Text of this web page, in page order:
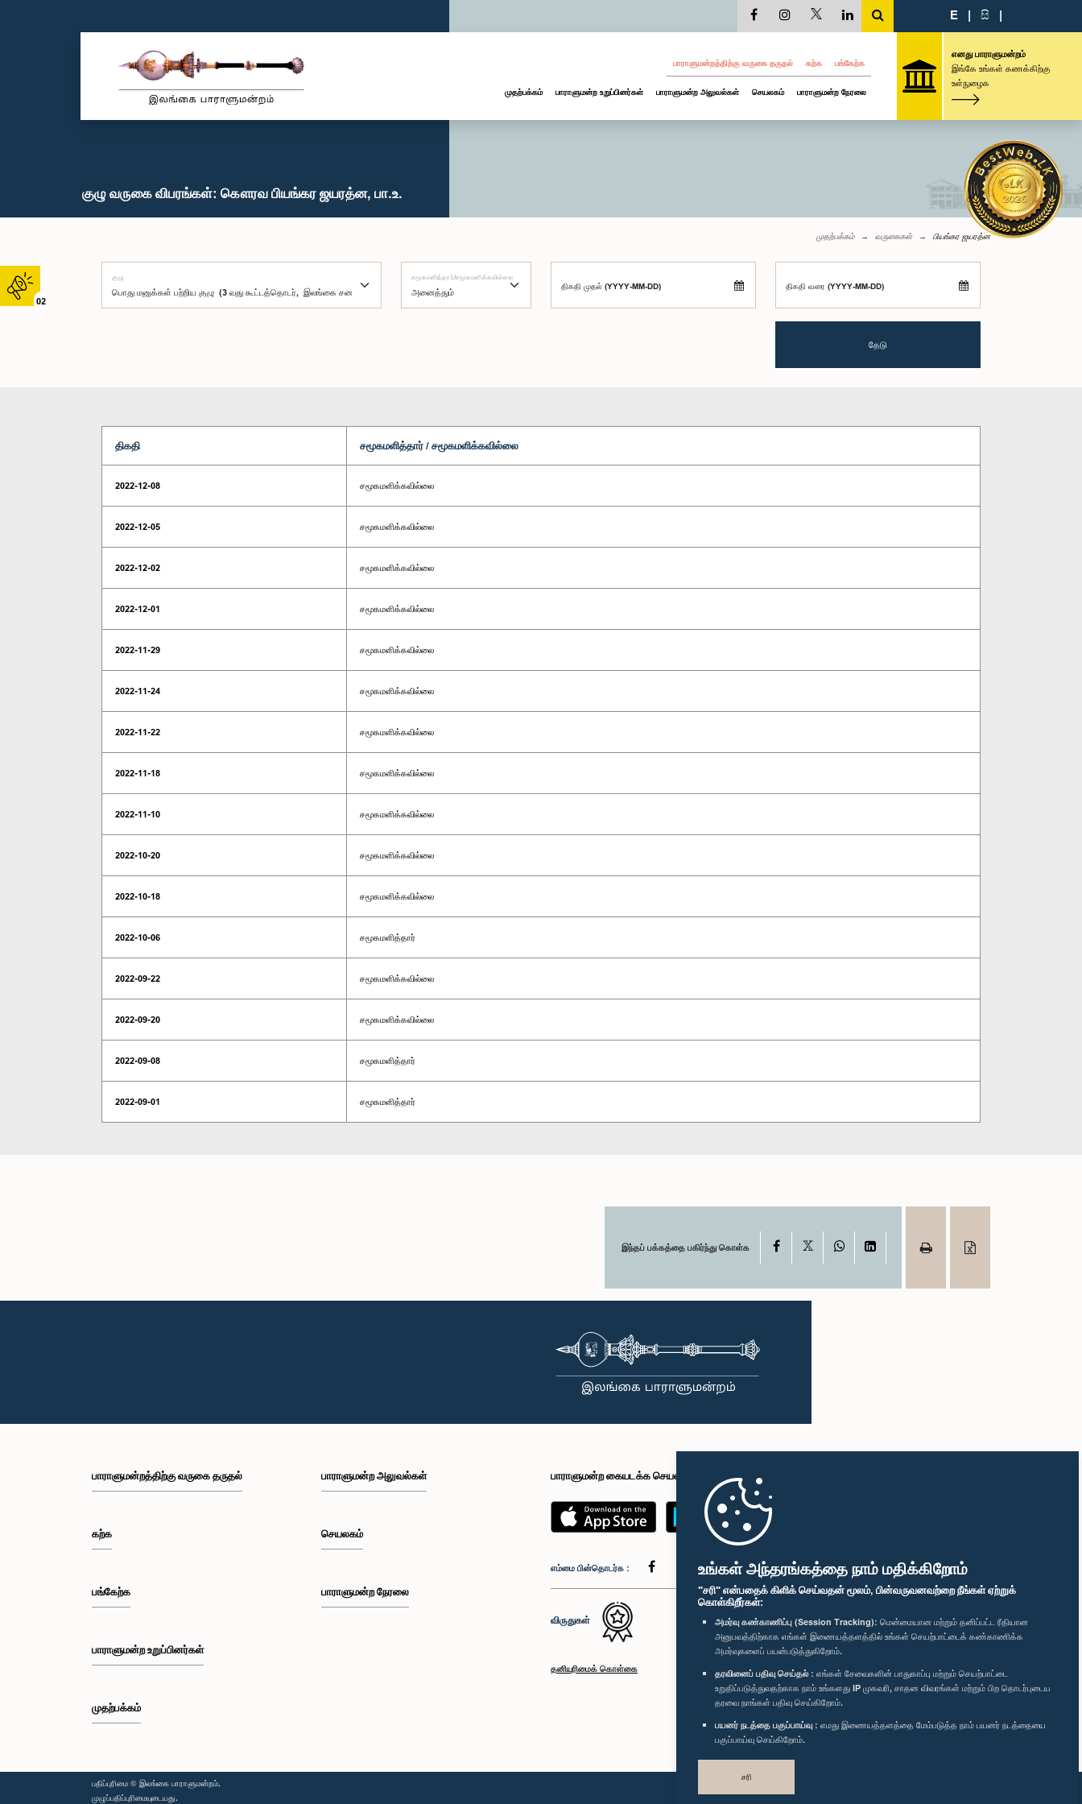
உங்கள் அந்தரங்கத்தை நாம் மதிக்கிறோம்
"சரி" என்பதைக் கிளிக் செய்வதன் மூலம், பின்வருவனவற்றை நீங்கள் ஏற்றுக்
கொள்கிறீர்கள்:
அமர்வு கண்காணிப்பு (Session Tracking): மென்மையான மற்றும் தனிப்பட்ட ரீதியான
அனுபவத்திற்காக எங்கள் இணையத்தளத்தில் உங்கள் செயற்பாட்டைக் கண்காணிக்க
அமர்வுகளைப் பயன்படுத்துகிறோம்.
தரவினைப் பதிவு செய்தல் : எங்கள் சேவைகளின் பாதுகாப்பு மற்றும் செயற்பாட்டை
உறுதிப்படுத்துவதற்காக நாம் உங்களது IP முகவரி, சாதன விவரங்கள் மற்றும் பிற தொடர்புடைய
தரவை நாங்கள் பதிவு செய்கிறோம்.
பயனர் நடத்தை பகுப்பாய்வு : எமது இணையத்தளத்தை மேம்படுத்த நாம் பயனர் நடத்தையை
பகுப்பாய்வு செய்கிறோம்.
சரி
02
E | සි |
பாராளுமன்றத்திற்கு வருகை தருதல் கற்க பங்கேற்க
முதற்பக்கம் பாராளுமன்ற உறுப்பினர்கள் பாராளுமன்ற அலுவல்கள் செயலகம் பாராளுமன்ற நேரலை
எனது பாராளுமன்றம்
இங்கே உங்கள் கணக்கிற்கு
உள்நுழைக
குழு வருகை விபரங்கள்: கௌரவ பியங்கர ஜயரத்ன, பா.உ.
முதற்பக்கம் வருகைகள் பியங்கர ஜயரத்ன
குழு சமூகமளித்தார்/சமூகமளிக்கவில்லை
திகதி முதல் (YYYY-MM-DD) திகதி வரை (YYYY-MM-DD)
தேடு
திகதி சமூகமளித்தார் / சமூகமளிக்கவில்லை
2022-12-08 சமூகமளிக்கவில்லை
2022-12-05 சமூகமளிக்கவில்லை
2022-12-02 சமூகமளிக்கவில்லை
2022-12-01 சமூகமளிக்கவில்லை
2022-11-29 சமூகமளிக்கவில்லை
2022-11-24 சமூகமளிக்கவில்லை
2022-11-22 சமூகமளிக்கவில்லை
2022-11-18 சமூகமளிக்கவில்லை
2022-11-10 சமூகமளிக்கவில்லை
2022-10-20 சமூகமளிக்கவில்லை
2022-10-18 சமூகமளிக்கவில்லை
2022-10-06 சமூகமளித்தார்
2022-09-22 சமூகமளிக்கவில்லை
2022-09-20 சமூகமளிக்கவில்லை
2022-09-08 சமூகமளித்தார்
2022-09-01 சமூகமளித்தார்
இந்தப் பக்கத்தை பகிர்ந்து கொள்க Facebook WhatsAppLinkedIn
பாராளுமன்றத்திற்கு வருகை தருதல்
கற்க
பங்கேற்க
பாராளுமன்ற உறுப்பினர்கள்
முதற்பக்கம்
பாராளுமன்ற அலுவல்கள்
செயலகம்
பாராளுமன்ற நேரலை
பாராளுமன்ற கையடக்க செயலி
எம்மை பின்தொடர்க :
விருதுகள்
தனியுரிமைக் கொள்கை
பதிப்புரிமை © இலங்கை பாராளுமன்றம்.
முழுப்பதிப்புரிமையுடையது.